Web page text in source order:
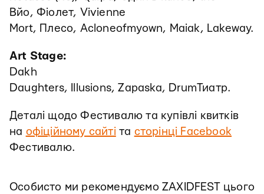
Вйо, Фіолет, Vivienne
Mort, Плесо, Acloneofmyown, Maiak, Lakeway.
Art Stage:
Dakh
Daughters, Illusions, Zapaska, DrumТиатр.
Деталі щодо Фестивалю та купівлі квитків
на офіційному сайті та сторінці Facebook
Фестивалю.
Особисто ми рекомендуємо ZAXIDFEST цього